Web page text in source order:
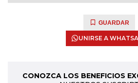
GUARDAR
UNIRSE A
CONOZCA LOS BENEFICIOS